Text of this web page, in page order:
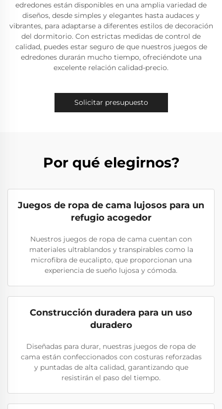
edredones están disponibles en una amplia variedad de
diseños, desde simples y elegantes hasta audaces y
vibrantes, para adaptarse a diferentes estilos de decoración
del dormitorio. Con estrictas medidas de control de
calidad, puedes estar seguro de que nuestros juegos de
edredones durarán mucho tiempo, ofreciéndote una
excelente relación calidad-precio.
Solicitar presupuesto
Por qué elegirnos?
Juegos de ropa de cama lujosos para un
refugio acogedor
Nuestros juegos de ropa de cama cuentan con
materiales ultrablandos y transpirables como la
microfibra de eucalipto, que proporcionan una
experiencia de sueño lujosa y cómoda.
Construcción duradera para un uso
duradero
Diseñadas para durar, nuestras juegos de ropa de
cama están confeccionados con costuras reforzadas
y puntadas de alta calidad, garantizando que
resistirán el paso del tiempo.